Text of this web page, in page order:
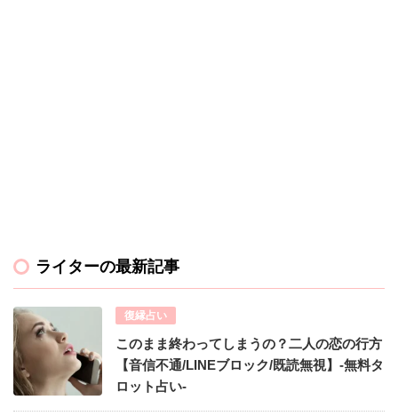
ライターの最新記事
復縁占い
このまま終わってしまうの？二人の恋の行方
【音信不通/LINEブロック/既読無視】-無料タ
ロット占い-